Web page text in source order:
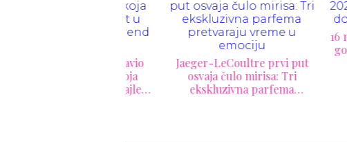
Jaeger-LeCoultre prvi put
osvaja čulo mirisa: Tri
ekskluzivna parfema
16
godine